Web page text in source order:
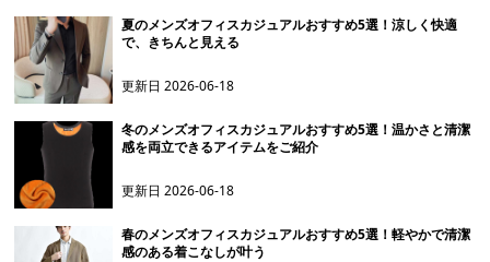
夏のメンズオフィスカジュアルおすすめ5選！涼しく快適
で、きちんと見える
更新日2026-06-18
冬のメンズオフィスカジュアルおすすめ5選！温かさと清潔
感を両立できるアイテムをご紹介
更新日2026-06-18
春のメンズオフィスカジュアルおすすめ5選！軽やかで清潔
感のある着こなしが叶う